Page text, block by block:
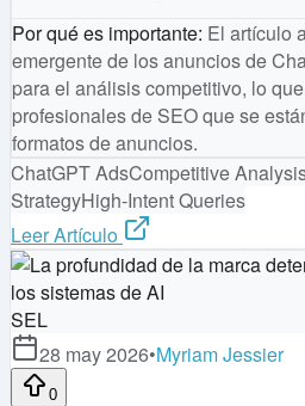
Por qué es importante: El artículo
emergente de los anuncios de
para el análisis competitivo, lo
profesionales de SEO que se
formatos de anuncios.
ChatGPT AdsCompetitive
StrategyHigh-Intent Queries
Leer Artículo
SEL
28 may 2026•Myriam Jessier
0